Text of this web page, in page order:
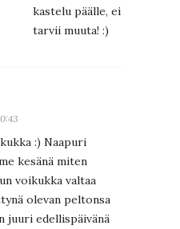
kastelu päälle, ei
tarvii muuta! :)
:) Naapuri
kesänä miten
voikukka valtaa
olevan peltonsa
juuri edellispäivänä